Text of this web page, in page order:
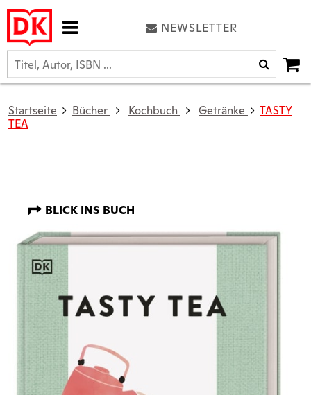
NEWSLETTER
Startseite Bücher Kochbuch Getränke
TASTY
TEA
BLICK INS BUCH